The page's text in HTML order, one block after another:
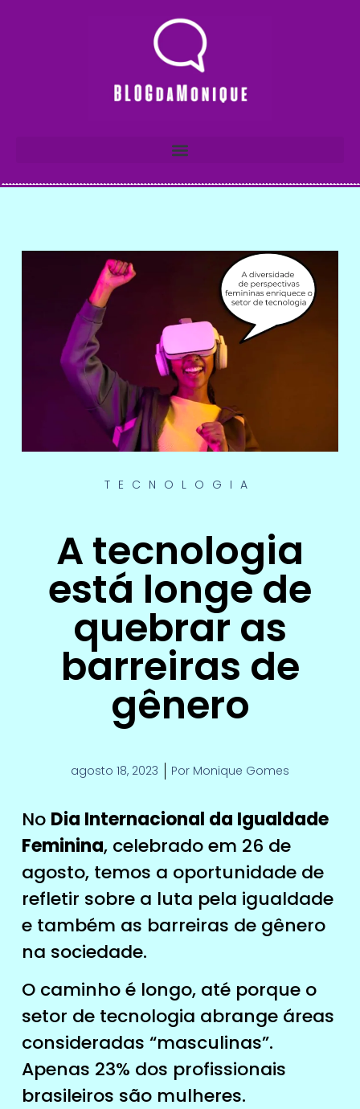
TECNOLOGIA
A tecnologia
está longe de
quebrar as
barreiras de
gênero
agosto 18, 2023 Por Monique Gomes
No Dia Internacional da Igualdade
Feminina, celebrado em 26 de
agosto, temos a oportunidade de
refletir sobre a luta pela igualdade
e também as barreiras de gênero
na sociedade.
O caminho é longo, até porque o
setor de tecnologia abrange áreas
consideradas “masculinas”.
Apenas 23% dos profissionais
brasileiros são mulheres.